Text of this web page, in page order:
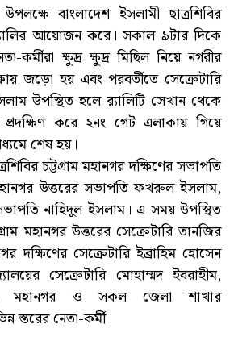
বাংলাদেশ ইসলামী ছাত্রশিবির
আয়োজন করে। সকাল ৯টার দিকে
কর্মীরা ক্ষুদ্র ক্ষুদ্র মিছিল নিয়ে নগরীর
জড়ো হয় এবং পরবর্তীতে সেক্রেটারি
উপস্থিত হলে র‌্যালিটি সেখান থেকে
করে ২নং গেট এলাকায় গিয়ে
শেষ হয়।
চট্টগ্রাম মহানগর দক্ষিণের সভাপতি
উত্তরের সভাপতি ফখরুল ইসলাম,
সভাপতি নাহিদুল ইসলাম। এ সময় উপস্থিত
মহানগর উত্তরের সেক্রেটারি তানজির
দক্ষিণের সেক্রেটারি ইব্রাহিম হোসেন
সেক্রেটারি মোহাম্মদ ইবরাহীম,
মহানগর ও সকল জেলা শাখার
স্তরের নেতা-কর্মী।